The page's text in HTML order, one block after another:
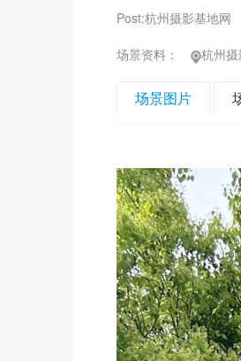
Post:杭州摄影基地网
场景资料： 杭州
场景图片